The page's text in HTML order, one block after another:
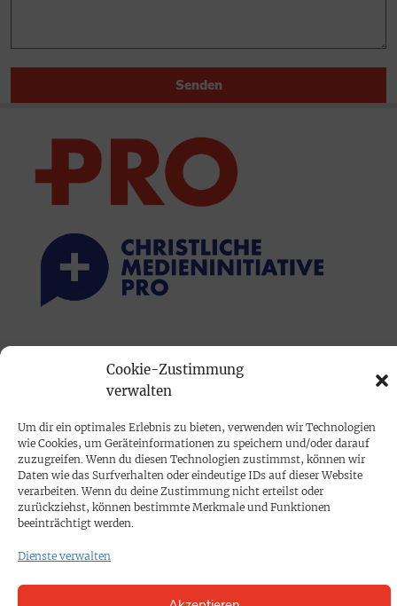
Cookie-Zustimmung
verwalten
Um dir ein optimales Erlebnis zu bieten, verwenden wir Technologien
wie Cookies, um Geräteinformationen zu speichern und/oder darauf
zuzugreifen. Wenn du diesen Technologien zustimmst, können wir
Daten wie das Surfverhalten oder eindeutige IDs auf dieser Website
verarbeiten. Wenn du deine Zustimmung nicht erteilst oder
zurückziehst, können bestimmte Merkmale und Funktionen
beeinträchtigt werden.
Dienste verwalten
Senden
PRINTAUSGABE
Mediadaten
PROKOMPAKT
Impressum
SPENDEN
KONTAKT